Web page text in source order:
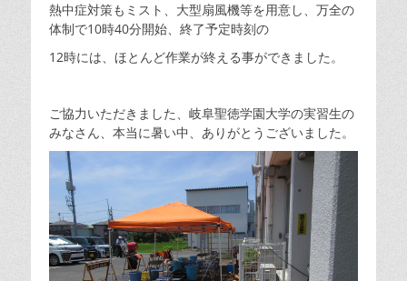
熱中症対策もミスト、大型扇風機等を用意し、万全の
体制で10時40分開始、終了予定時刻の
12時には、ほとんど作業が終える事ができました。
ご協力いただきました、岐阜聖徳学園大学の実習生の
みなさん、本当に暑い中、ありがとうございました。